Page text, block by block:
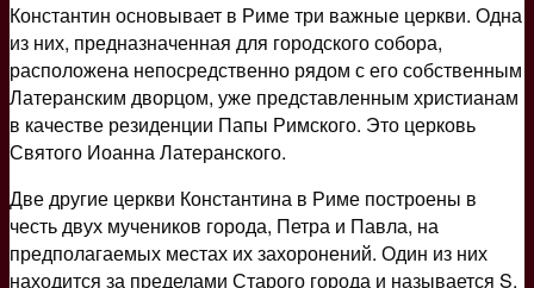
Константин основывает в Риме три важные церкви. Одна
из них, предназначенная для городского собора,
расположена непосредственно рядом с его собственным
Латеранским дворцом, уже представленным христианам
в качестве резиденции Папы Римского. Это церковь
Святого Иоанна Латеранского.
Две другие церкви Константина в Риме построены в
честь двух мучеников города, Петра и Павла, на
предполагаемых местах их захоронений. Один из них
находится за пределами Старого города и называется S.